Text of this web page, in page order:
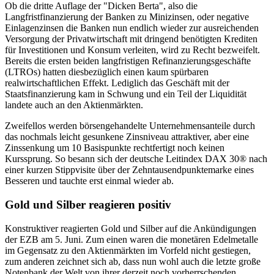
Ob die dritte Auflage der "Dicken Berta", also die
Langfristfinanzierung der Banken zu Minizinsen, oder negative
Einlagenzinsen die Banken nun endlich wieder zur ausreichenden
Versorgung der Privatwirtschaft mit dringend benötigten Krediten
für Investitionen und Konsum verleiten, wird zu Recht bezweifelt.
Bereits die ersten beiden langfristigen Refinanzierungsgeschäfte
(LTROs) hatten diesbezüglich einen kaum spürbaren
realwirtschaftlichen Effekt. Lediglich das Geschäft mit der
Staatsfinanzierung kam in Schwung und ein Teil der Liquidität
landete auch an den Aktienmärkten.
Zweifellos werden börsengehandelte Unternehmensanteile durch
das nochmals leicht gesunkene Zinsniveau attraktiver, aber eine
Zinssenkung um 10 Basispunkte rechtfertigt noch keinen
Kurssprung. So besann sich der deutsche Leitindex DAX 30® nach
einer kurzen Stippvisite über der Zehntausendpunktemarke eines
Besseren und tauchte erst einmal wieder ab.
Gold und Silber reagieren positiv
Konstruktiver reagierten Gold und Silber auf die Ankündigungen
der EZB am 5. Juni. Zum einen waren die monetären Edelmetalle
im Gegensatz zu den Aktienmärkten im Vorfeld nicht gestiegen,
zum anderen zeichnet sich ab, dass nun wohl auch die letzte große